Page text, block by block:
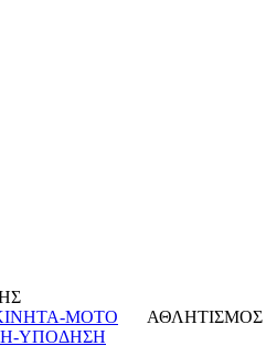
ΜΟΤΟ
ΥΠΟΔΗΣΗ
ΑΘΛΗΤΙΣΜΟΣ